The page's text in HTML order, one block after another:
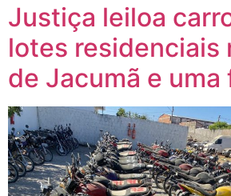
Justiça leiloa
lotes residenciais
de Jacumã e uma